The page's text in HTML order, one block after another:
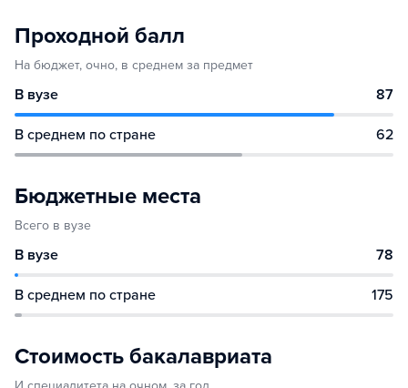
Проходной балл
На бюджет, очно, в среднем за предмет
В вузе 87
В среднем по стране 62
Бюджетные места
Всего в вузе
В вузе 78
В среднем по стране 175
Стоимость бакалавриата